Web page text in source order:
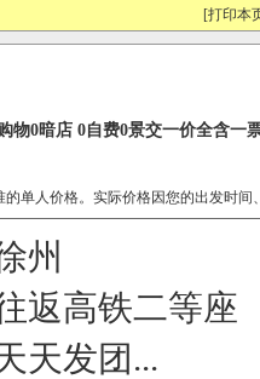
[打印本
物0暗店 0自费0景交一价全含
单人价格。实际价格因您的出发时
州
返高铁二等座
天发团...